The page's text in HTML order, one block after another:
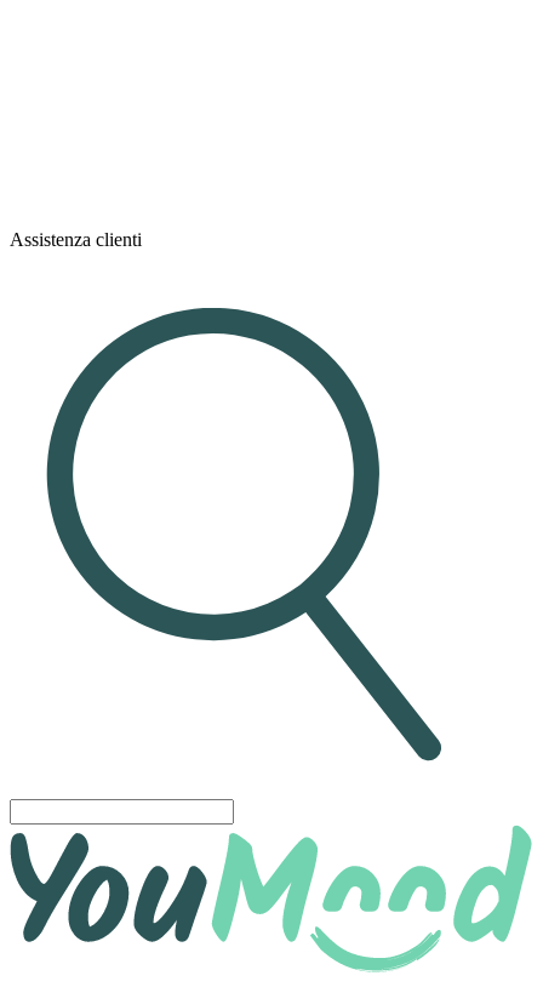
Assistenza clienti